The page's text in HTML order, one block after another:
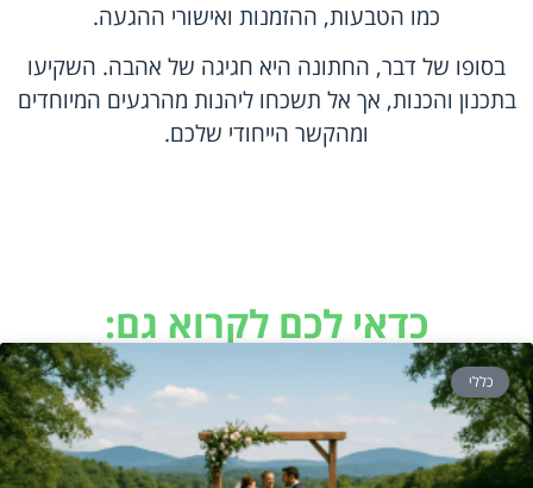
כמו הטבעות, ההזמנות ואישורי ההגעה.
בסופו של דבר, החתונה היא חגיגה של אהבה. השקיעו
בתכנון והכנות, אך אל תשכחו ליהנות מהרגעים המיוחדים
ומהקשר הייחודי שלכם.
כדאי לכם לקרוא גם:
כללי